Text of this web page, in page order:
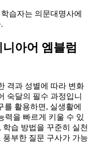
습자는 의문대명사에
아어 엠블럼
격과 성별에 따라 변화
숙달의 필수 과정입니
를 활용하면, 실생활에
력을 빠르게 키울 수 있
습 방법을 꾸준히 실천
부한 질문 구사가 가능